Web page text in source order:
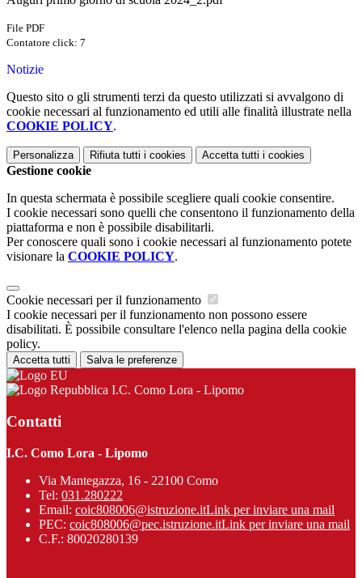
File PDF
Contatore click: 7
Notizie
Questo sito o gli strumenti terzi da questo utilizzati si avvalgono di
cookie necessari al funzionamento ed utili alle finalità illustrate nella
COOKIE POLICY.
Personalizza Rifiuta tutti i cookies Accetta tutti i cookies
Gestione cookie
In questa schermata è possibile scegliere quali cookie consentire.
I cookie necessari sono quelli che consentono il funzionamento della
piattaforma e non è possibile disabilitarli.
Per conoscere quali sono i cookie necessari al funzionamento potete
visionare la COOKIE POLICY.
Cookie necessari per il funzionamento
I cookie necessari per il funzionamento non possono essere
disabilitati. È possibile consultare l'elenco nella pagina della cookie
policy.
Accetta tutti Salva le preferenze
I.C. Como Lora - Lipomo
Contatti
I.C. Como Lora - Lipomo
Via Mantegazza, 16 - 22100 Como
Tel: 031.280222
Email: coic808006@istruzione.itLink per inviare una mail
PEC: coic808006@pec.istruzione.itLink per inviare una mail
C.F.: 80020280139